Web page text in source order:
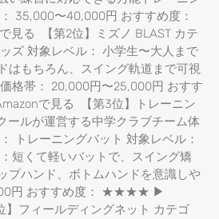
35,000〜40,000円 おすすめ度：
【第2位】ミズノ BLAST カテ
ズ 対象レベル： 小学生〜大人まで
はもちろん、スイング軌道まで可視
格帯： 20,000円〜25,000円 おすす
で見る 【第3位】トレーニン
ールが運営する中学クラブチーム体
トレーニングバット 対象レベル：
短くて軽いバットで、スイング矯
プハンド、ボトムハンドを意識しや
円 おすすめ度： ★★★★ ▶
フィールディングネット カテゴ